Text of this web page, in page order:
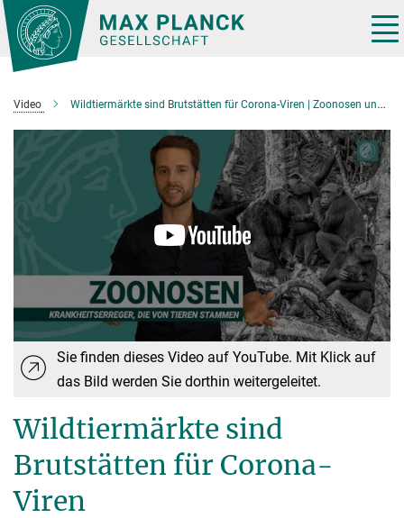
Hauptinhalt
Video Wildtiermärkte sind Brutstätten für Corona-Viren | Zoonosen und Artensterben | Wissen Was
Sie finden dieses Video auf YouTube. Mit Klick auf
das Bild werden Sie dorthin weitergeleitet.
Wildtiermärkte sind
Brutstätten für Corona-
Viren